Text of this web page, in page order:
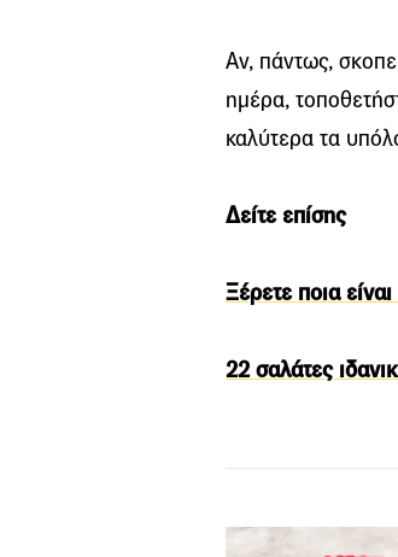
Αν, πάντως,
ημέρα,
καλύτερα τα
Δείτε επίσης
Ξέρετε ποια
22 σαλάτες